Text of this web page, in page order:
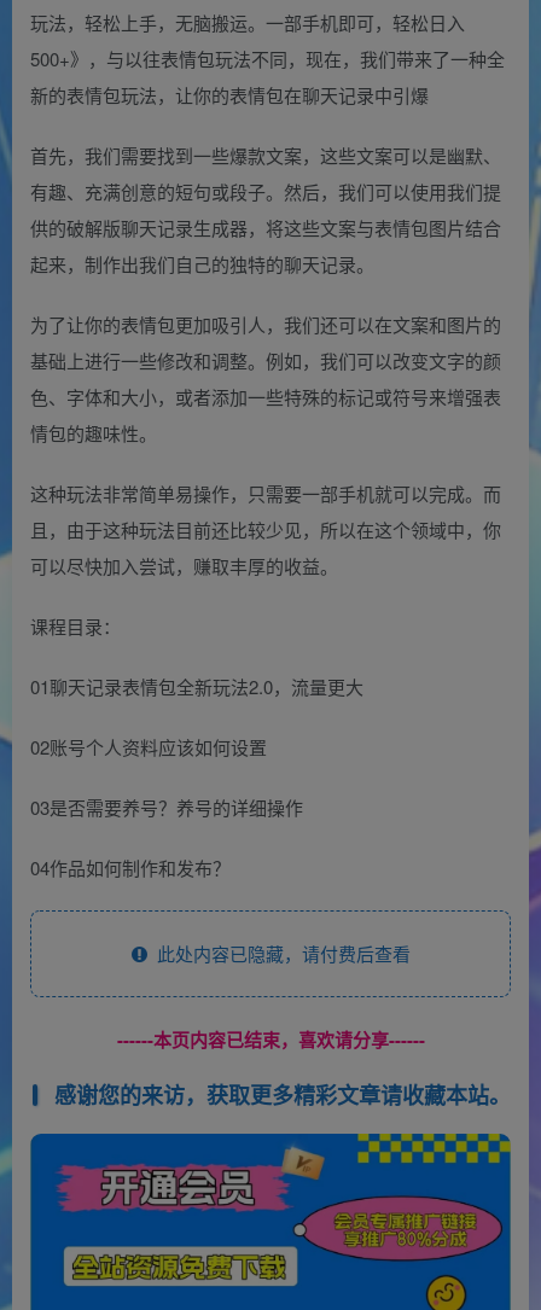
玩法，轻松上手，无脑搬运。一部手机即可，轻松日入
500+》，与以往表情包玩法不同，现在，我们带来了一种全
新的表情包玩法，让你的表情包在聊天记录中引爆
首先，我们需要找到一些爆款文案，这些文案可以是幽默、
有趣、充满创意的短句或段子。然后，我们可以使用我们提
供的破解版聊天记录生成器，将这些文案与表情包图片结合
起来，制作出我们自己的独特的聊天记录。
为了让你的表情包更加吸引人，我们还可以在文案和图片的
基础上进行一些修改和调整。例如，我们可以改变文字的颜
色、字体和大小，或者添加一些特殊的标记或符号来增强表
情包的趣味性。
这种玩法非常简单易操作，只需要一部手机就可以完成。而
且，由于这种玩法目前还比较少见，所以在这个领域中，你
可以尽快加入尝试，赚取丰厚的收益。
课程目录：
01聊天记录表情包全新玩法2.0，流量更大
02账号个人资料应该如何设置
03是否需要养号？养号的详细操作
04作品如何制作和发布？
此处内容已隐藏，请付费后查看
------本页内容已结束，喜欢请分享------
感谢您的来访，获取更多精彩文章请收藏本站。